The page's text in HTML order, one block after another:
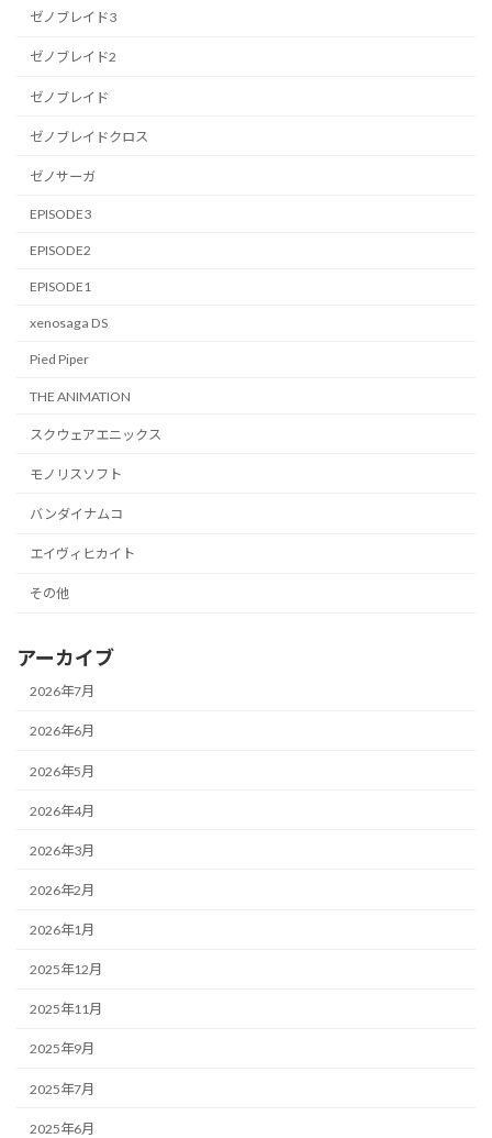
ゼノブレイド3
ゼノブレイド2
ゼノブレイド
ゼノブレイドクロス
ゼノサーガ
EPISODE3
EPISODE2
EPISODE1
xenosaga DS
Pied Piper
THE ANIMATION
スクウェアエニックス
モノリスソフト
バンダイナムコ
エイヴィヒカイト
その他
アーカイブ
2026年7月
2026年6月
2026年5月
2026年4月
2026年3月
2026年2月
2026年1月
2025年12月
2025年11月
2025年9月
2025年7月
2025年6月